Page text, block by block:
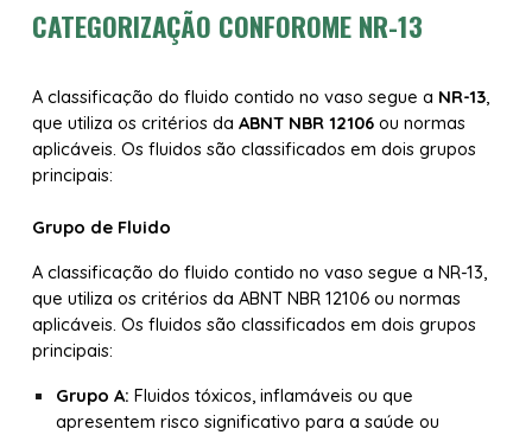
CATEGORIZAÇÃO CONFOROME NR-13
A classificação do fluido contido no vaso segue a NR-13
que utiliza os critérios da ABNT NBR 12106 ou normas
aplicáveis. Os fluidos são classificados em dois grupos
principais:
Grupo de Fluido
A classificação do fluido contido no vaso segue aNR-13,
que utiliza os critérios daABNT NBR 12106 ou normas
aplicáveis. Os fluidos são classificados em dois grupos
principais:
Grupo A: Fluidos tóxicos, inflamáveis ou que
apresentem risco significativo para a saúde ou